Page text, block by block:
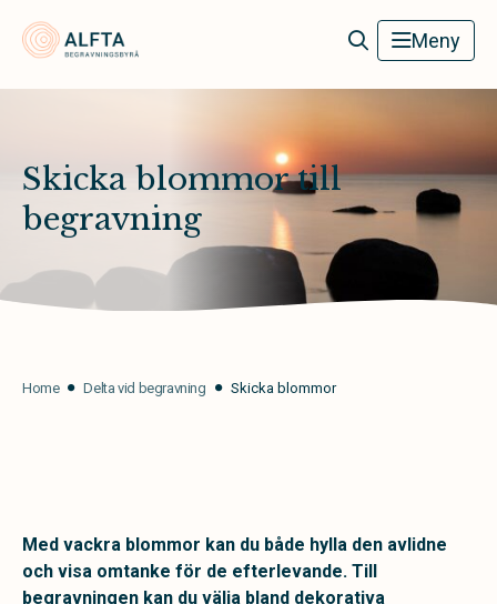
Meny
Skicka blommor till
begravning
Home Delta vid begravning Skicka blommor
Med vackra blommor kan du både hylla den avlidne
och visa omtanke för de efterlevande. Till
begravningen kan du välja bland dekorativa